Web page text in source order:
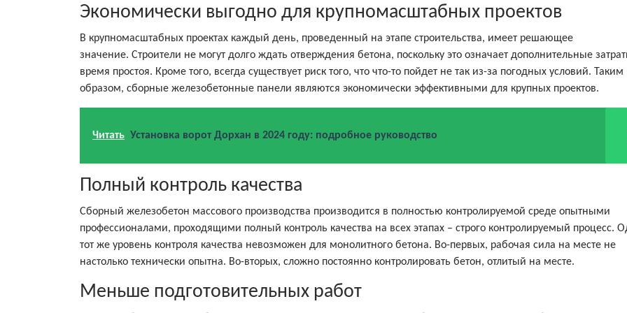
Экономически выгодно для крупномасштабных проектов
В крупномасштабных проектах каждый день, проведенный на этапе строительства, имеет решающее
значение. Строители не могут долго ждать отверждения бетона, поскольку это означает дополнительные
время простоя. Кроме того, всегда существует риск того, что что-то пойдет не так из-за погодных условий. Таким
образом, сборные железобетонные панели являются экономически эффективными для крупных проектов.
Читать Установка ворот Дорхан в 2024 году: подробное руководство
Полный контроль качества
Сборный железобетон массового производства производится в полностью контролируемой среде опытными
профессионалами, проходящими полный контроль качества на всех этапах – строго контролируемый процесс.
тот же уровень контроля качества невозможен для монолитного бетона. Во-первых, рабочая сила на месте не
настолько технически опытна. Во-вторых, сложно постоянно контролировать бетон, отлитый на месте.
Меньше подготовительных работ